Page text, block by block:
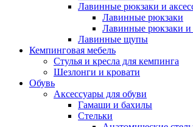
Лавинные рюкзаки и
Лавинные рюкзаки
Лавинные рюкзаки и
Лавинные щупы
Кемпинговая мебель
Стулья и кресла для кемпинга
Шезлонги и кровати
Обувь
Аксессуары для обуви
Гамаши и бахилы
Стельки